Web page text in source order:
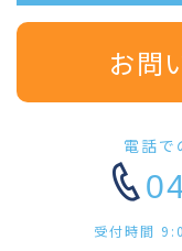
お問
電話で
受付時間